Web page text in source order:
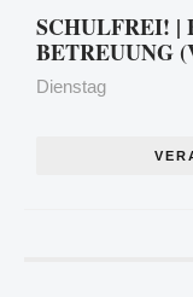
SCHULFREI! |
BETREUUNG
Dienstag